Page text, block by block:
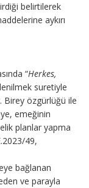
belirtilerek
aykırı
“Herkes,
suretiyle
Birey özgürlüğü ile
emeğinin
planlar yapma
49,
bağlanan
ve parayla